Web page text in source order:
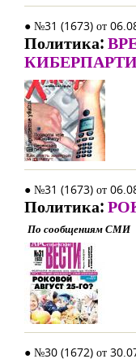
● №31 (1673) от
Политика:
● №31 (1673) от
Политика:
По сообщениям СМИ
● №30 (1672) от